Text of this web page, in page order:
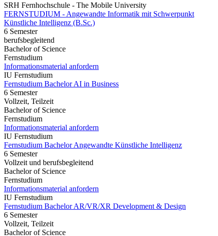
SRH Fernhochschule - The Mobile University
FERNSTUDIUM - Angewandte Informatik mit Schwerpunkt
Künstliche Intelligenz (B.Sc.)
6 Semester
berufsbegleitend
Bachelor of Science
Fernstudium
Informationsmaterial anfordern
IU Fernstudium
Fernstudium Bachelor AI in Business
6 Semester
Vollzeit, Teilzeit
Bachelor of Science
Fernstudium
Informationsmaterial anfordern
IU Fernstudium
Fernstudium Bachelor Angewandte Künstliche Intelligenz
6 Semester
Vollzeit und berufsbegleitend
Bachelor of Science
Fernstudium
Informationsmaterial anfordern
IU Fernstudium
Fernstudium Bachelor AR/VR/XR Development & Design
6 Semester
Vollzeit, Teilzeit
Bachelor of Science